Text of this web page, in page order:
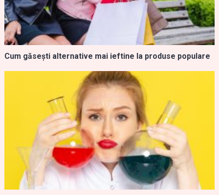
Cum găsești alternative mai ieftine la produse populare